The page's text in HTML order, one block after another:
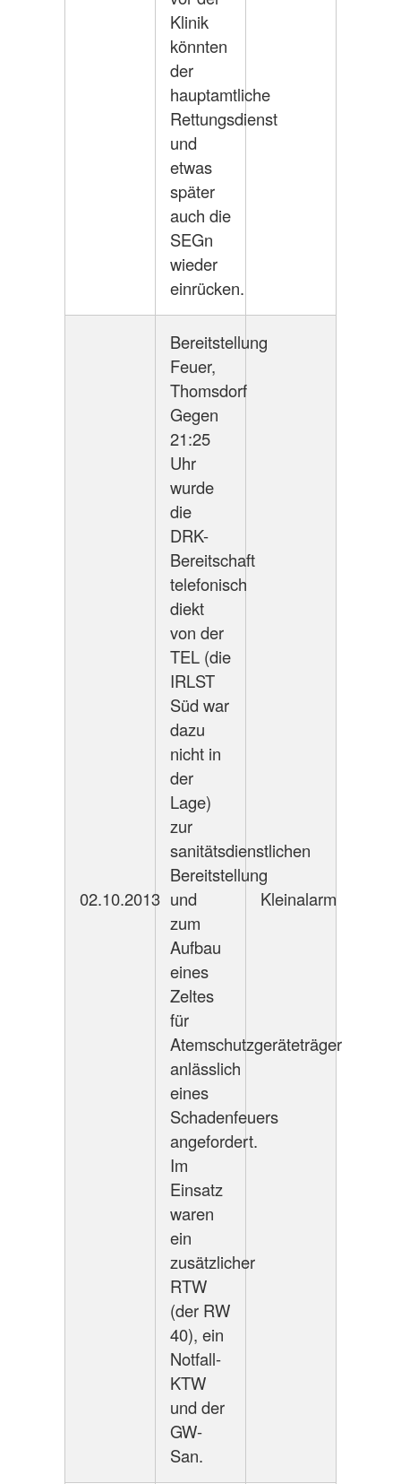
Klinik
könnten
der
hauptamtliche
Rettungsdienst
und
etwas
später
auch die
SEGn
wieder
einrücken.
02.10.2013
Bereitstellung
Feuer,
Thomsdorf
Gegen
21:25
Uhr
wurde
die
DRK-
Bereitschaft
telefonisch
diekt
von der
TEL (die
IRLST
Süd war
dazu
nicht in
der
Lage)
zur
sanitätsdienstlichen
Bereitstellung
und
zum
Aufbau
eines
Zeltes
für
Atemschutzgeräteträger
anlässlich
eines
Schadenfeuers
angefordert.
Im
Einsatz
waren
ein
zusätzlicher
RTW
(der RW
40), ein
Notfall-
KTW
und der
GW-
San.
Kleinalarm